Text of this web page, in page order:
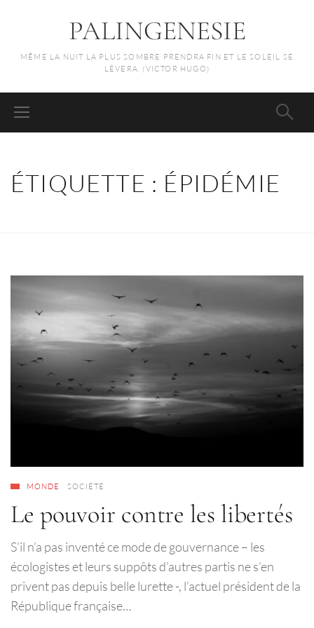
PALINGENESIE
MÊME LA NUIT LA PLUS SOMBRE PRENDRA FIN ET LE SOLEIL SE
LÈVERA. (VICTOR HUGO)
ÉTIQUETTE : ÉPIDÉMIE
MONDE SOCIÉTÉ
Le pouvoir contre les libertés
S’il n’a pas inventé ce mode de gouvernance – les
écologistes et leurs suppôts d’autres partis ne s’en
privent pas depuis belle lurette -, l’actuel président de la
République française…